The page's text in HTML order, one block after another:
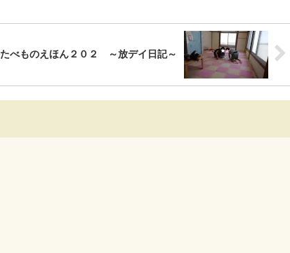
たべものえほん２０２ ～放デイ日記～